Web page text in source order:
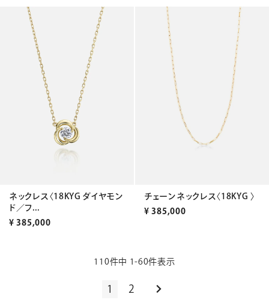
ネックレス〈18KYG ダイヤモン
ド／フ...
¥ 385,000
チェーンネックレス〈18KYG 〉
¥ 385,000
110件中 1-60件表示
1 2